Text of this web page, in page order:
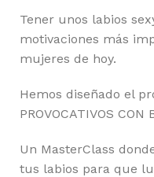
Tener unos labios
motivaciones más
mujeres de hoy.
Hemos diseñado el
PROVOCATIVOS CON
Un MasterClass
tus labios para que